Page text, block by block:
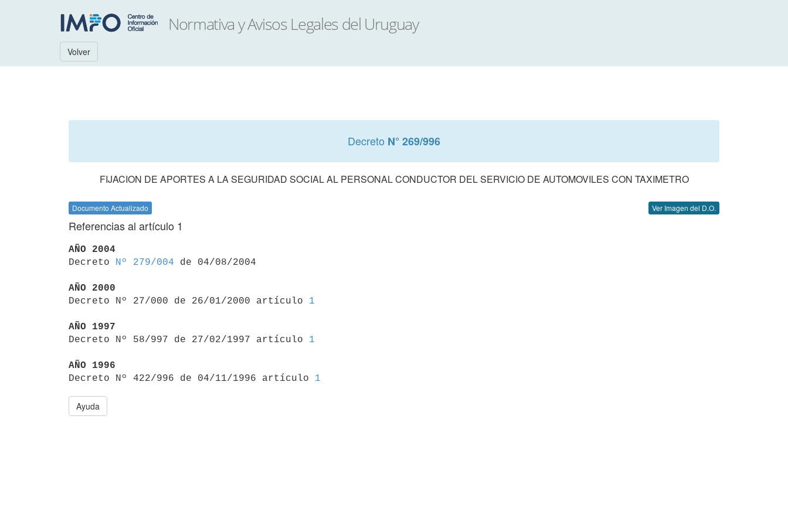
Volver
Decreto N° 269/996
FIJACION DE APORTES A LA SEGURIDAD SOCIAL AL PERSONAL CONDUCTOR DEL SERVICIO DE AUTOMOVILES CON TAXIMETRO
Documento Actualizado Ver Imagen del D.O.
Referencias al artículo 1
AÑO 2004
Decreto
Nº 279/004 de 04/08/2004
AÑO 2000
Decreto Nº 27/000 de 26/01/2000 artículo 1
AÑO 1997
Decreto Nº 58/997 de 27/02/1997 artículo 1
AÑO 1996
Decreto Nº 422/996 de 04/11/1996 artículo 1
Ayuda